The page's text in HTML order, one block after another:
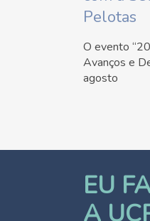
Pelotas
O evento
Avanços e
agosto
EU
A